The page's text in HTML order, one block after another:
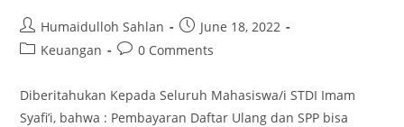
Post
author:
Humaidulloh Sahlan
Post
published:
June 18, 2022
PostKeuangan
Post0 Comments
Diberitahukan Kepada Seluruh Mahasiswa/i STDI Imam
Syafi’i, bahwa : Pembayaran Daftar Ulang dan SPP bisa